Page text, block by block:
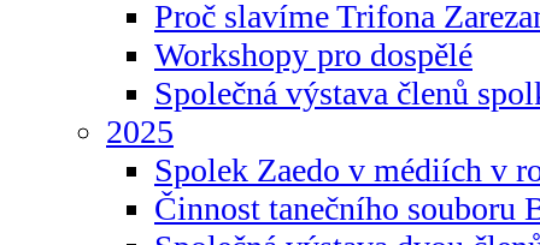
Proč slavíme Trifona
Workshopy pro dospělé
Společná výstava členů
2025
Spolek Zaedo v médiích v
Činnost tanečního souboru